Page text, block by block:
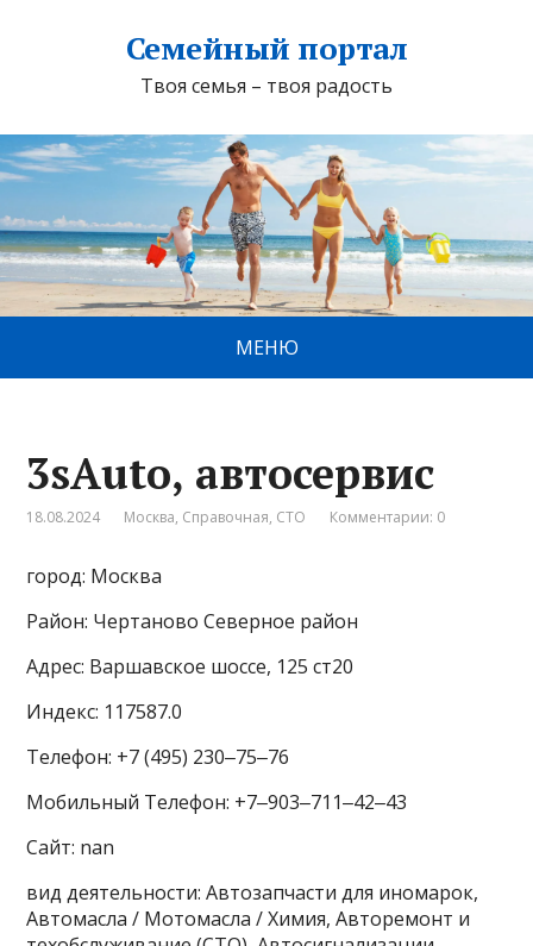
Семейный портал
Твоя семья – твоя радость
МЕНЮ
3sAuto, автосервис
18.08.2024 Москва, Справочная, СТО Комментарии: 0
город: Москва
Район: Чертаново Северное район
Адрес: Варшавское шоссе, 125 ст20
Индекс: 117587.0
Телефон: +7 (495) 230‒75‒76
Мобильный Телефон: +7‒903‒711‒42‒43
Сайт: nan
вид деятельности: Автозапчасти для иномарок,
Автомасла / Мотомасла / Химия, Авторемонт и